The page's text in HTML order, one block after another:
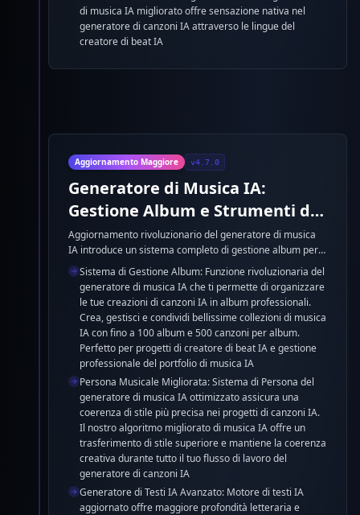
di musica IA migliorato offre sensazione nativa nel
generatore di canzoni IA attraverso le lingue del
creatore di beat IA
Aggiornamento Maggiore v4.7.0
Generatore di Musica IA:
Gestione Album e Strumenti di
Creazione Musicale IA Migliorati
Aggiornamento rivoluzionario del generatore di musica
IA introduce un sistema completo di gestione album per
organizzare le tue creazioni di canzoni IA in collezioni
professionali. La funzione migliorata di Persona Musicale
assicura una coerenza di stile superiore nei progetti del
generatore di canzoni IA. Il Generatore di Testi IA
aggiornato offre maggiore profondità letteraria per le
composizioni di musica IA. Lo Strumento di
Miglioramento dello Stile ottimizzato si allinea
perfettamente con i modelli del creatore di beat IA per
una qualità superiore delle canzoni IA ed espressione
creativa.
Sistema di Gestione Album: Funzione rivoluzionaria del
generatore di musica IA che ti permette di organizzare
le tue creazioni di canzoni IA in album professionali.
Crea, gestisci e condividi bellissime collezioni di musica
IA con fino a 100 album e 500 canzoni per album.
Perfetto per progetti di creatore di beat IA e gestione
professionale del portfolio di musica IA
Persona Musicale Migliorata: Sistema di Persona del
generatore di musica IA ottimizzato assicura una
coerenza di stile più precisa nei progetti di canzoni IA.
Il nostro algoritmo migliorato di musica IA offre un
trasferimento di stile superiore e mantiene la coerenza
creativa durante tutto il tuo flusso di lavoro del
generatore di canzoni IA
Generatore di Testi IA Avanzato: Motore di testi IA
aggiornato offre maggiore profondità letteraria e